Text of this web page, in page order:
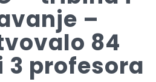
–
84
3 profesora